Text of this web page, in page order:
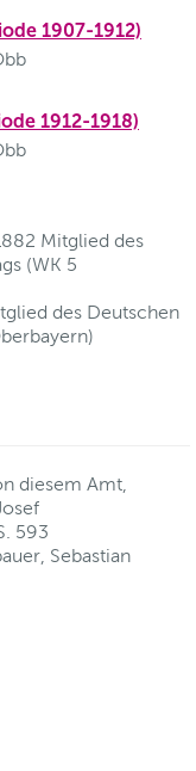
1907-1912)
1912-1918)
Mitglied des
(WK 5
des Deutschen
diesem Amt,
593
Sebastian